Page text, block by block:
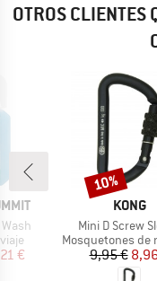
OTROS CLIENTES
reducido
€
MARCA
KONG
Artículo
Mini D Screw
Product group
Mosquetones de
9,95 €
Descuento
10%